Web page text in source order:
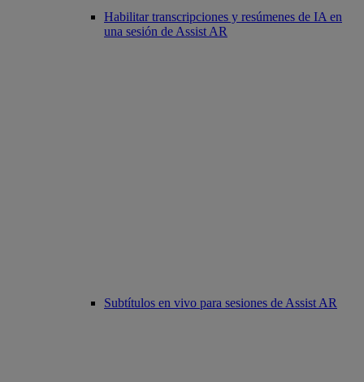
Habilitar transcripciones y resúmenes de IA en
una sesión de Assist AR
Subtítulos en vivo para sesiones de Assist AR